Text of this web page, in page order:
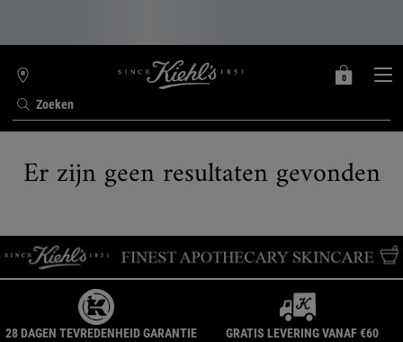
Zoeken
WINKELZOEKER
MIJN
0
0 PRODUCT
Er zijn geen resultaten gevonden
28 DAGEN TEVREDENHEID GARANTIE GRATIS LEVERING VANAF €60